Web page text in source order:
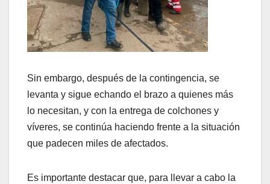
Sin embargo, después de la contingencia, se
levanta y sigue echando el brazo a quienes más
lo necesitan, y con la entrega de colchones y
víveres, se continúa haciendo frente a la situación
que padecen miles de afectados.
Es importante destacar que, para llevar a cabo la